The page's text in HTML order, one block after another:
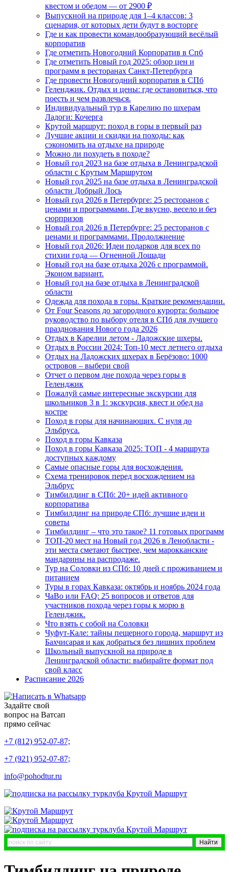
квестом и обедом — от 2900 ₽
Выпускной на природе для 1–4 классов: 3
сценария, от которых дети будут в восторге
Где и как провести командообразующий весёлый
корпоратив
Где отметить Новогодний Корпоратив в Спб
Где отметить Новый год 2025: обзор цен и
программ в ресторанах Санкт-Петербурга
Где провести Новогодний корпоратив в СПб
Геленджик. Отдых и цены: где остановиться, что
поесть и чем развлечься.
Индивидуальный тур в Карелию по шхерам
Ладоги: Кочерга
Крутой маршрут: поход в горы в первый раз
Лучшие акции и скидки на походы: как
сэкономить на отдыхе на природе
Можно ли похудеть в походе?
Новый год 2023 на базе отдыха в Ленинградской
области с Крутым Маршрутом
Новый год 2025 на базе отдыха в Ленинградской
области Добрый Лось
Новый год 2026 в Петербурге: 25 ресторанов с
ценами и программами. Где вкусно, весело и без
сюрпризов
Новый год 2026 в Петербурге: 25 ресторанов с
ценами и программами. Продолжнение
Новый год 2026: Идеи подарков для всех по
стихии года — Огненной Лошади
Новый год на базе отдыха 2026 с программой.
Эконом вариант.
Новый год на базе отдыха в Ленинградской
области
Одежда для похода в горы. Краткие рекомендации.
От Four Seasons до загородного курорта: большое
руководство по выбору отеля в СПб для лучшего
празднования Нового года 2026
Отдых в Карелии летом - Ладожские шхеры.
Отдых в России 2024: Топ-10 мест летнего отдыха
Отдых на Ладожских шхерах в Берёзово: 1000
островов – выбери свой
Отчет о первом дне похода через горы в
Геленджик
Пожалуй самые интересные экскурсии для
школьников 3 в 1: экскурсия, квест и обед на
костре
Поход в горы для начинающих. С нуля до
Эльбруса.
Поход в горы Кавказа
Поход в горы Кавказа 2025: ТОП - 4 маршрута
доступных каждому
Самые опасные горы для восхождения.
Схема тренировок перед восхождением на
Эльбрус
Тимбилдинг в СПб: 20+ идей активного
корпоратива
Тимбилдинг на природе СПб: лучшие идеи и
советы
Тимбилдинг – что это такое? 11 готовых программ
ТОП-20 мест на Новый год 2026 в Ленобласти -
эти места сметают быстрее, чем марокканские
мандарины на распродаже.
Тур на Соловки из СПб: 10 дней с проживанием и
питанием
Туры в горах Кавказа: октябрь и ноябрь 2024 года
ЧаВо или FAQ: 25 вопросов и ответов для
участников похода через горы к морю в
Геленджик.
Что взять с собой на Соловки
Чуфут-Кале: тайны пещерного города, маршрут из
Бахчисарая и как добраться без лишних проблем
Школьный выпускной на природе в
Ленинградской области: выбирайте формат под
свой класс
Расписание 2026
Задайте свой
вопрос на Ватсап
прямо сейчас
+7 (812) 952-07-87;
+7 (921) 952-07-87;
info@pohodtur.ru